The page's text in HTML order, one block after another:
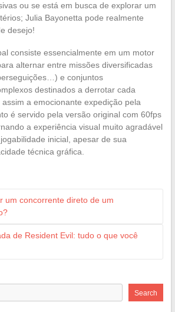
ou se está em busca de explorar um
Julia Bayonetta pode realmente
desejo!
consiste essencialmente em um motor
alternar entre missões diversificadas
e conjuntos
destinados a derrotar cada
a emocionante expedição pela
é servido pela versão original com 60fps
a experiência visual muito agradável
inicial, apesar de sua
técnica gráfica.
um concorrente direto de um
de Resident Evil: tudo o que você
Search